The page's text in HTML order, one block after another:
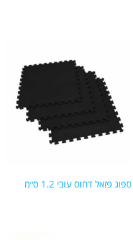
ספוג פזאל דחוס עובי 1.2 ס״מ